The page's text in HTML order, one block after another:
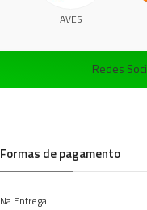
AVES
Redes
Formas de pagamento
Na Entrega: